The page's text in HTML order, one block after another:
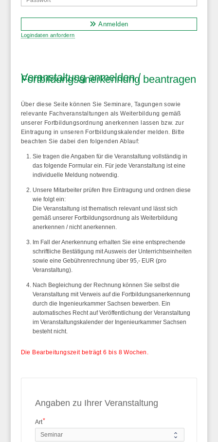
Anmelden
Logindaten anfordern
Veranstaltung anmelden /
Fortbildungsanerkennung beantragen
Über diese Seite können Sie Seminare, Tagungen sowie
relevante Fachveranstaltungen als Weiterbildung gemäß
unserer Fortbildungsordnung anerkennen lassen bzw. zur
Eintragung in unseren Fortbildungskalender melden. Bitte
beachten Sie dabei den folgenden Ablauf:
Sie tragen die Angaben für die Veranstaltung vollständig in
das folgende Formular ein. Für jede Veranstaltung ist eine
individuelle Meldung notwendig.
Unsere Mitarbeiter prüfen Ihre Eintragung und ordnen diese
wie folgt ein:
Die Veranstaltung ist thematisch relevant und lässt sich
gemäß unserer Fortbildungsordnung als Weiterbildung
anerkennen / nicht anerkennen.
Im Fall der Anerkennung erhalten Sie eine entsprechende
schriftliche Bestätigung mit Ausweis der Unterrichtseinheiten
sowie eine Gebührenrechnung über 95,- EUR (pro
Veranstaltung).
Nach Begleichung der Rechnung können Sie selbst die
Veranstaltung mit Verweis auf die Fortbildungsanerkennung
durch die Ingenieurkammer Sachsen bewerben. Ein
automatisches Recht auf Veröffentlichung der Veranstaltung
im Veranstaltungskalender der Ingenieurkammer Sachsen
besteht nicht.
Die Bearbeitungszeit beträgt 6 bis 8 Wochen.
Angaben zu Ihrer Veranstaltung
Art